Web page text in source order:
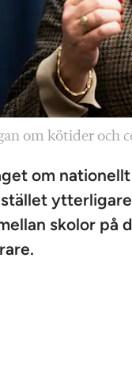
om kötider och
om
skolor